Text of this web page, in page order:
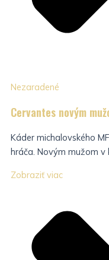
Nezaradené
Cervantes novým
Káder michalovského
hráča. Novým mužom
Zobraziť viac